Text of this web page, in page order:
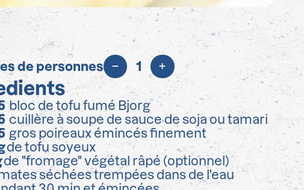
de personnes 1
bloc de tofu fumé Bjorg
cuillère à soupe de sauce de soja ou tamari
gros poireaux émincés finement
de tofu soyeux
de "fromage" végétal râpé (optionnel)
séchées trempées dans de l'eau